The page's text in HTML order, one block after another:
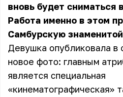
вновь будет сниматься
Работа именно в этом
Самбурскую
Девушка опубликовала в
новое фото: главным
является специальная
«кинематографическая»